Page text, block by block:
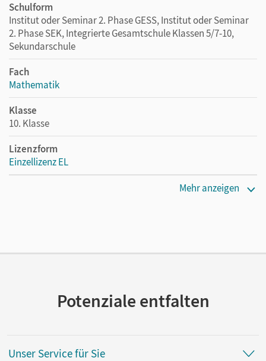
Schulform
Institut oder Seminar 2. Phase GESS, Institut oder Seminar
2. Phase SEK, Integrierte Gesamtschule Klassen 5/7-10,
Sekundarschule
Fach
Mathematik
Klasse
10. Klasse
Lizenzform
Einzellizenz EL
Mehr anzeigen
Potenziale entfalten
Unser Service für Sie